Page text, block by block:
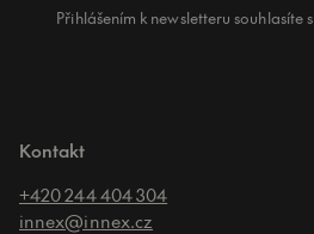
Přihlášením k newsletteru souhlasíte s
Kontakt
+420 244 404 304
innex@innex.cz